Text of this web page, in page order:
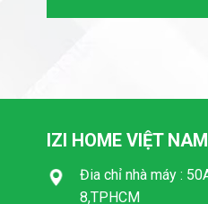
IZI HOME VIỆT NAM
Đia chỉ nhà máy :
8,TPHCM